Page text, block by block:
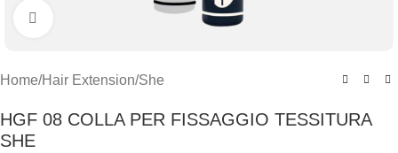
Clicca per ingrandire
Home/Hair Extension/She
HGF 08 COLLA PER FISSAGGIO TESSITURA
SHE